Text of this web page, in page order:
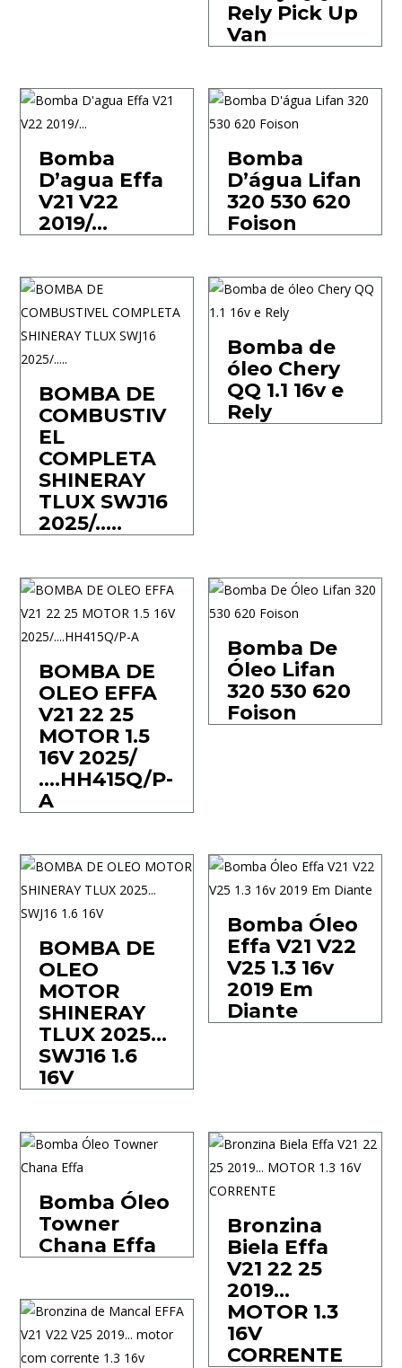
Rely Pick Up
Van
Bomba
D’agua Effa
V21 V22
2019/…
Bomba
D’água Lifan
320 530 620
Foison
BOMBA DE
COMBUSTIV
EL
COMPLETA
SHINERAY
TLUX SWJ16
2025/…..
Bomba de
óleo Chery
QQ 1.1 16v e
Rely
BOMBA DE
OLEO EFFA
V21 22 25
MOTOR 1.5
16V 2025/
….HH415Q/P-
A
Bomba De
Óleo Lifan
320 530 620
Foison
BOMBA DE
OLEO
MOTOR
SHINERAY
TLUX 2025…
SWJ16 1.6
16V
Bomba Óleo
Effa V21 V22
V25 1.3 16v
2019 Em
Diante
Bomba Óleo
Towner
Chana Effa
Bronzina
Biela Effa
V21 22 25
2019…
MOTOR 1.3
16V
CORRENTE